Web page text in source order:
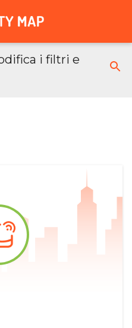
i filtri e